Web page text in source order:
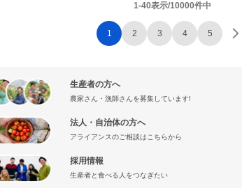
1-40表示/10000件中
1 2 3 4 5
生産者の方へ
農家さん・漁師さんを募集しています!
法人・自治体の方へ
アライアンスのご相談はこちらから
採用情報
生産者と食べる人をつなぎたい